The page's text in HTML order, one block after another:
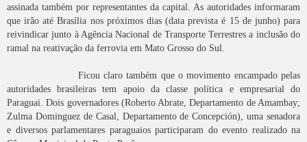
assinada também por representantes da capital. As autoridades informaram
que irão até Brasília nos próximos dias (data prevista é 15 de junho) para
reivindicar junto à Agência Nacional de Transporte Terrestres a inclusão do
ramal na reativação da ferrovia em Mato Grosso do Sul.
Ficou claro também que o movimento encampado pelas
autoridades brasileiras tem apoio da classe política e empresarial do
Paraguai. Dois governadores (Roberto Abrate, Departamento de Amambay;
Zulma Dominguez de Casal, Departamento de Concepción), uma senadora
e diversos parlamentares paraguaios participaram do evento realizado na